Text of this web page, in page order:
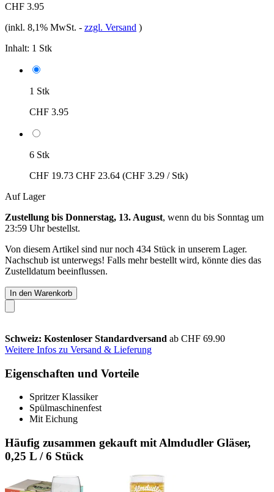
CHF 3.95
(inkl. 8,1% MwSt. - zzgl. Versand )
Inhalt: 1 Stk
1 Stk
CHF 3.95
6 Stk
CHF 19.73 CHF 23.64 (CHF 3.29 / Stk)
Auf Lager
Zustellung bis Donnerstag, 13. August, wenn du bis Sonntag um
23:59 Uhrbestellst.
Von diesem Artikel sind nur noch 434 Stück in unserem Lager.
Nachschub ist unterwegs! Falls mehr bestellt wird, könnte dies das
Zustelldatum beeinflussen.
In den Warenkorb
Schweiz: Kostenloser Standardversand ab CHF 69.90
Weitere Infos zu Versand & Lieferung
Eigenschaften und Vorteile
Spritzer Klassiker
Spülmaschinenfest
Mit Eichung
Häufig zusammen gekauft mit Almdudler Gläser,
0,25 L / 6 Stück